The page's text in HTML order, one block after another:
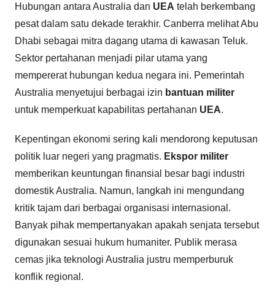
Hubungan antara Australia dan UEA telah berkembang
pesat dalam satu dekade terakhir. Canberra melihat Abu
Dhabi sebagai mitra dagang utama di kawasan Teluk.
Sektor pertahanan menjadi pilar utama yang
mempererat hubungan kedua negara ini. Pemerintah
Australia menyetujui berbagai izin bantuan militer
untuk memperkuat kapabilitas pertahanan UEA.
Kepentingan ekonomi sering kali mendorong keputusan
politik luar negeri yang pragmatis. Ekspor militer
memberikan keuntungan finansial besar bagi industri
domestik Australia. Namun, langkah ini mengundang
kritik tajam dari berbagai organisasi internasional.
Banyak pihak mempertanyakan apakah senjata tersebut
digunakan sesuai hukum humaniter. Publik merasa
cemas jika teknologi Australia justru memperburuk
konflik regional.